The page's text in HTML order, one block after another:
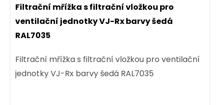
Filtrační mřížka s filtrační vložkou pro
ventilační jednotky VJ-Rx barvy šedá
RAL7035
Filtrační mřížka s filtrační vložkou pro ventilační
jednotky VJ-Rx barvy šedá RAL7035